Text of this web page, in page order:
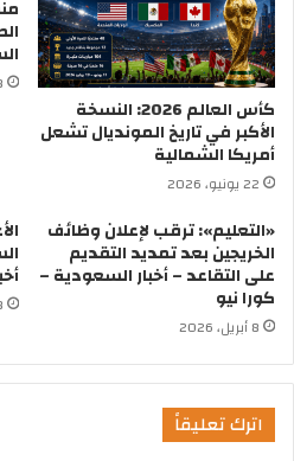
كأس العالم 2026: النسخة
الأكبر في تاريخ المونديال تشعل
أمريكا الشمالية
22 يونيو، 2026
8
«التعليم»: ترقب لإعلان وظائف
الخريجين بعد تمديد التقديم
على التقاعد – أخبار السعودية –
كورا نيو
8 أبريل، 2026
8
اترك تعليقاً